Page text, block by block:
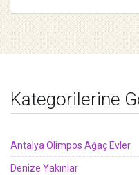
Kategorilerine
Antalya Olimpos Ağaç Evler
Denize Yakınlar